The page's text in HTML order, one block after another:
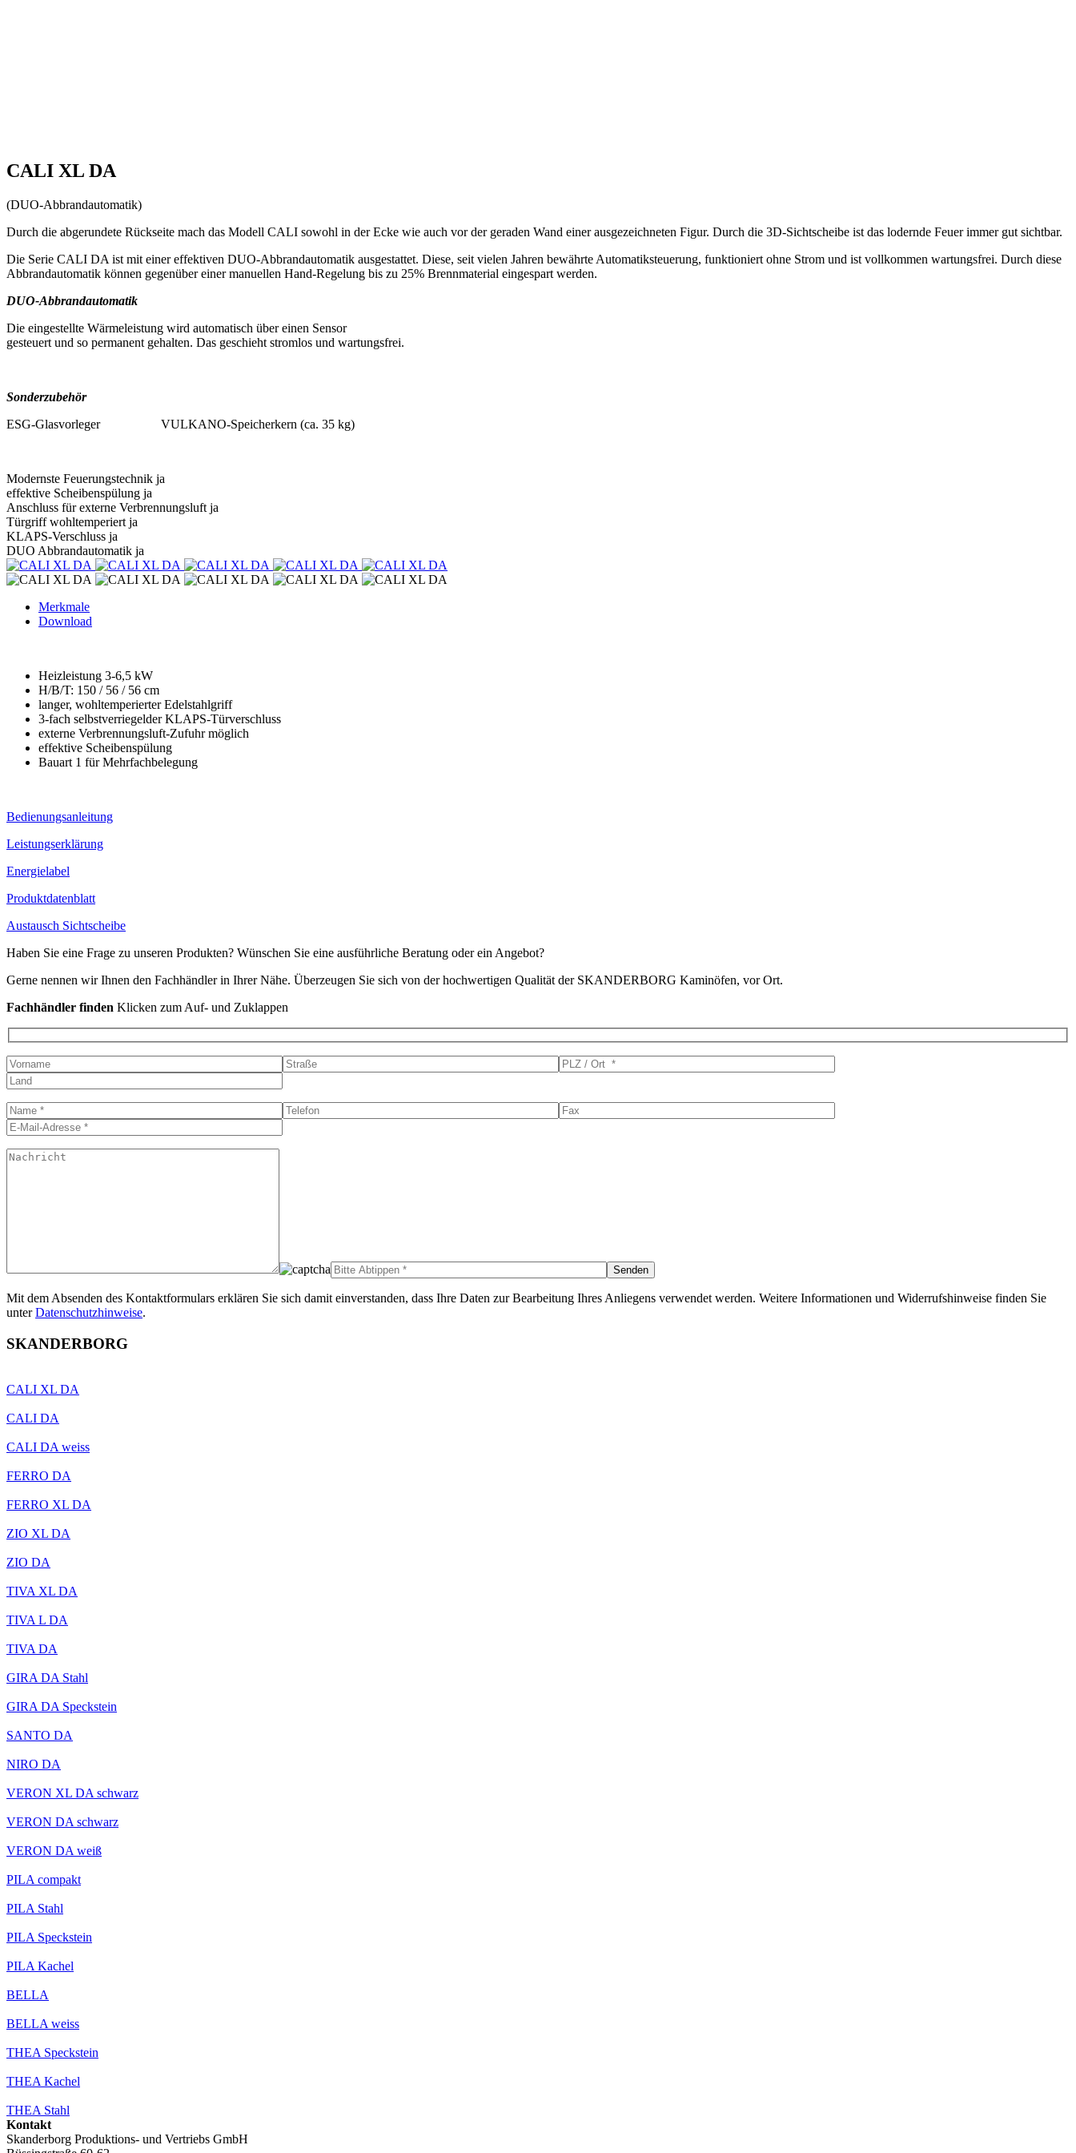
CALI XL DA
(DUO-Abbrandautomatik)
Durch die abgerundete Rückseite mach das Modell CALI sowohl in der Ecke wie auch vor der geraden Wand einer ausgezeichneten Figur. Durch die 3D-Sichtscheibe ist das lodernde Feuer immer gut sichtbar.
Die Serie CALI DA ist mit einer effektiven DUO-Abbrandautomatik ausgestattet. Diese, seit vielen Jahren bewährte Automatiksteuerung, funktioniert ohne Strom und ist vollkommen wartungsfrei. Durch diese
Abbrandautomatik können gegenüber einer manuellen Hand-Regelung bis zu 25% Brennmaterial eingespart werden.
DUO-Abbrandautomatik
Die eingestellte Wärmeleistung wird automatisch über einen Sensor
gesteuert und so permanent gehalten. Das geschieht stromlos und wartungsfrei.
Sonderzubehör
ESG-Glasvorleger VULKANO-Speicherkern (ca. 35 kg)
Modernste Feuerungstechnik ja
effektive Scheibenspülung ja
Anschluss für externe Verbrennungsluft ja
Türgriff wohltemperiert ja
KLAPS-Verschluss ja
DUO Abbrandautomatik ja
Merkmale
Download
Heizleistung 3-6,5 kW
H/B/T: 150 / 56 / 56 cm
langer, wohltemperierter Edelstahlgriff
3-fach selbstverriegelder KLAPS-Türverschluss
externe Verbrennungsluft-Zufuhr möglich
effektive Scheibenspülung
Bauart 1 für Mehrfachbelegung
Bedienungsanleitung
Leistungserklärung
Energielabel
Produktdatenblatt
Austausch Sichtscheibe
Haben Sie eine Frage zu unseren Produkten? Wünschen Sie eine ausführliche Beratung oder ein Angebot?
Gerne nennen wir Ihnen den Fachhändler in Ihrer Nähe. Überzeugen Sie sich von der hochwertigen Qualität der SKANDERBORG Kaminöfen, vor Ort.
Fachhändler finden Klicken zum Auf- und Zuklappen
Mit dem Absenden des Kontaktformulars erklären Sie sich damit einverstanden, dass Ihre Daten zur Bearbeitung Ihres Anliegens verwendet werden. Weitere Informationen und Widerrufshinweise finden Sie
unterDatenschutzhinweise.
SKANDERBORG
CALI XL DA
CALI DA
CALI DA weiss
FERRO DA
FERRO XL DA
ZIO XL DA
ZIO DA
TIVA XL DA
TIVA L DA
TIVA DA
GIRA DA Stahl
GIRA DA Speckstein
SANTO DA
NIRO DA
VERON XL DA schwarz
VERON DA schwarz
VERON DA weiß
PILA compakt
PILA Stahl
PILA Speckstein
PILA Kachel
BELLA
BELLA weiss
THEA Speckstein
THEA Kachel
THEA Stahl
Kontakt
Skanderborg Produktions- und Vertriebs GmbH